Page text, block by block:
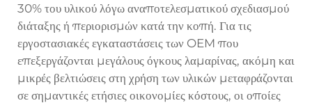
30% του υλικού λόγω αναποτελεσματικού σχεδιασμού
διάταξης ή περιορισμών κατά την κοπή. Για τις
εργοστασιακές εγκαταστάσεις των OEM που
επεξεργάζονται μεγάλους όγκους λαμαρίνας, ακόμη και
μικρές βελτιώσεις στη χρήση των υλικών μεταφράζονται
σε σημαντικές ετήσιες οικονομίες κόστους, οι οποίες